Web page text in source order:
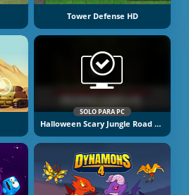
Tower Defense HD
SOLO PARA PC
Halloween Scary Jungle Road Drive